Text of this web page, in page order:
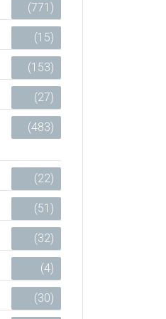
(771)
(15)
(153)
(27)
(483)
(22)
(51)
(32)
(4)
(30)